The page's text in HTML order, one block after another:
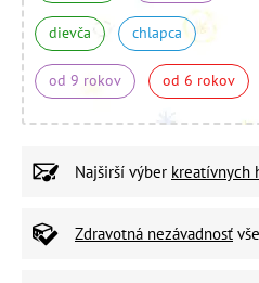
dievča chlapca
od 9 rokov od 6 rokov
Najširší výber kreatívnych
Zdravotná nezávadnosť